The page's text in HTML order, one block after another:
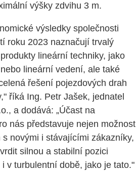
výšky zdvihu 3 m.
výsledky společnosti
roku 2023 naznačují trvalý
lineární techniky, jako
lineární vedení, ale také
řešení pojezdových drah
říká Ing. Petr Jašek, jednatel
a dodává: „Účast na
nás představuje nejen možnost
novými i stávajícími zákazníky,
silnou a stabilní pozici
v turbulentní době, jako je tato."